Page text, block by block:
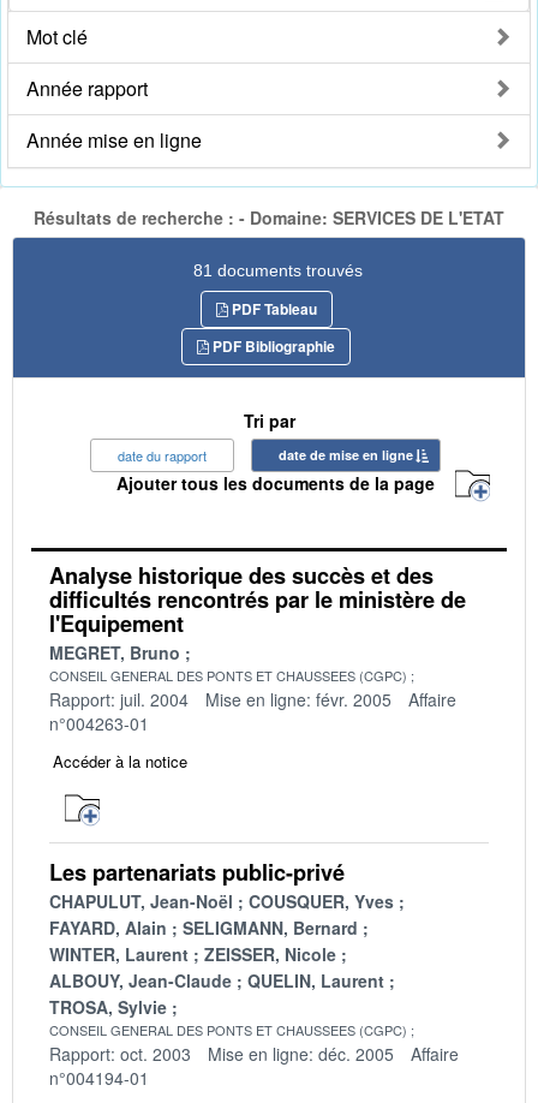
Mot clé
Année rapport
Année mise en ligne
Résultats de recherche : - Domaine: SERVICES DE L'ETAT
81 documents trouvés
PDF Tableau
PDF Bibliographie
Tri par
date du rapport date de mise en ligne
Ajouter tous les documents de la page
Analyse historique des succès et des
difficultés rencontrés par le ministère de
l'Equipement
MEGRET, Bruno
CONSEIL GENERAL DES PONTS ET CHAUSSEES (CGPC)
Rapport: juil. 2004 Mise en ligne: févr. 2005
Affaire
n°004263-01
Accéder à la notice
Les partenariats public-privé
CHAPULUT, Jean-Noël
COUSQUER, Yves
FAYARD, Alain
SELIGMANN, Bernard
WINTER, Laurent
ZEISSER, Nicole
ALBOUY, Jean-Claude
QUELIN, Laurent
TROSA, Sylvie
CONSEIL GENERAL DES PONTS ET CHAUSSEES (CGPC)
Rapport: oct. 2003 Mise en ligne: déc. 2005
Affaire
n°004194-01